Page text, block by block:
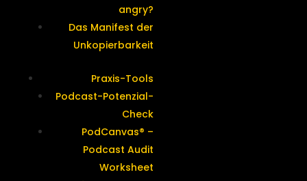
angry?
Das Manifest der
Unkopierbarkeit
Praxis-Tools
Podcast-Potenzial-
Check
PodCanvas® –
Podcast Audit
Worksheet